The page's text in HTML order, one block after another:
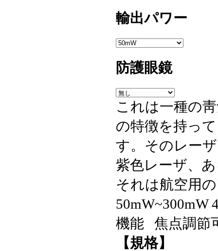
輸出パワー
防護眼鏡
これは一種の
の特徴を持っ
す。そのレー
紫色レーザ、
それは航空用
50mW~300mW
機能 焦点調節
【規格】